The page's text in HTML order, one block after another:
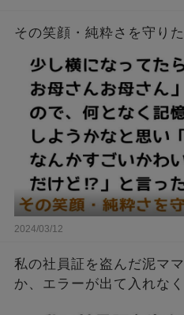
その笑顔・純粋さを守り
2024/03/12
私の社員証を盗んだ泥マ
か、エラーが出て入れな